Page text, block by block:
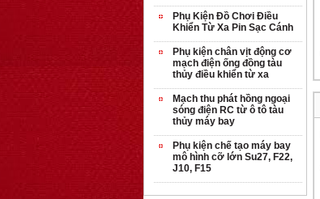
Phụ Kiện Đồ Chơi Điều
Khiển Từ Xa Pin Sạc Cánh
Phụ kiện chân vịt động cơ
mạch điện ống đồng tàu
thủy điều khiển từ xa
Mạch thu phát hồng ngoại
sóng điện RC từ ô tô tàu
thủy máy bay
Phụ kiện chế tạo máy bay
mô hình cỡ lớn Su27, F22,
J10, F15